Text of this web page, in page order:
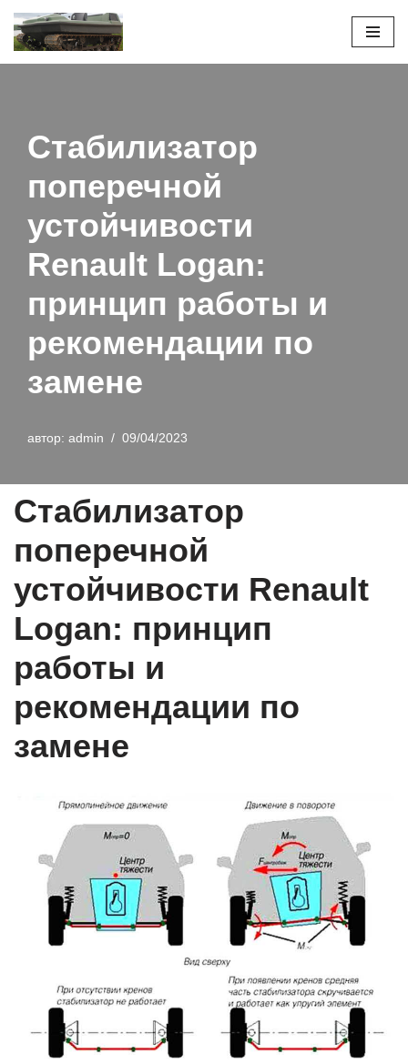
Перейти
Стабилизатор
поперечной
устойчивости
Renault Logan:
принцип работы и
рекомендации по
замене
автор: admin 09/04/2023
Стабилизатор
поперечной
устойчивости Renault
Logan: принцип
работы и
рекомендации по
замене